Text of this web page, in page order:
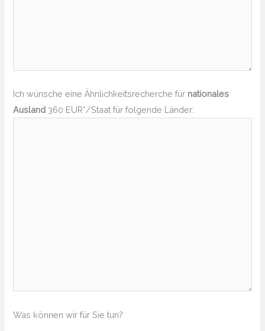
Ich wünsche eine Ähnlichkeitsrecherche für nationales
Ausland 360 EUR*/Staat für folgende Länder:
Was können wir für Sie tun?